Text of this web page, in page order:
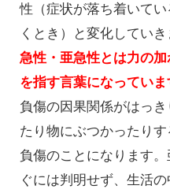
性（症状が落ち着いて
くとき）と変化してい
急性・亜急性とは力の
を指す言葉になっていま
負傷の因果関係がはっ
たり物にぶつかったり
負傷のことになります
ぐには判明せず、生活